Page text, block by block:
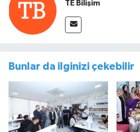
TE Bilişim
Bunlar da ilginizi çekebilir